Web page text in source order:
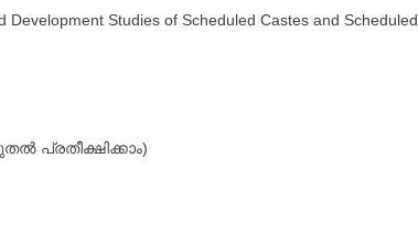
Studies of Scheduled Castes and Scheduled
പ്രതീക്ഷിക്കാം)